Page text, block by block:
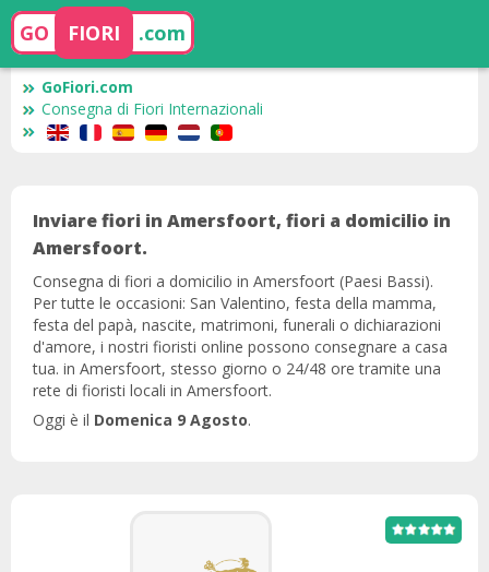
GO FIORI .com
GoFiori.com
Consegna di Fiori Internazionali
Inviare fiori in Amersfoort, fiori a domicilio in
Amersfoort.
Consegna di fiori a domicilio in Amersfoort (Paesi Bassi).
Per tutte le occasioni: San Valentino, festa della mamma,
festa del papà, nascite, matrimoni, funerali o dichiarazioni
d'amore, i nostri fioristi online possono consegnare a casa
tua. in Amersfoort, stesso giorno o 24/48 ore tramite una
rete di fioristi locali in Amersfoort.
Oggi è il Domenica 9 Agosto.